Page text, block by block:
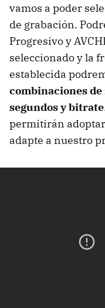
vamos a poder
de grabación.
Progresivo y
seleccionado y la
establecida
combinaciones
segundos y bitrate
permitirán
adapte a nuestro